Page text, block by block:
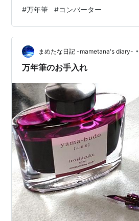
イプ (flat 1.1mm) です。 万年筆本体
のflatはPILOTのプレラのカリグラ
タイプです。個体差かもしれませ
は内部にシリコンオイルがたっぷり
P-FPR-1-TB-CM｜プレラ 色彩逢…
#万年筆 #コンバーター
まめたな日記 -mametana's diary- •
万年筆のお手入れ